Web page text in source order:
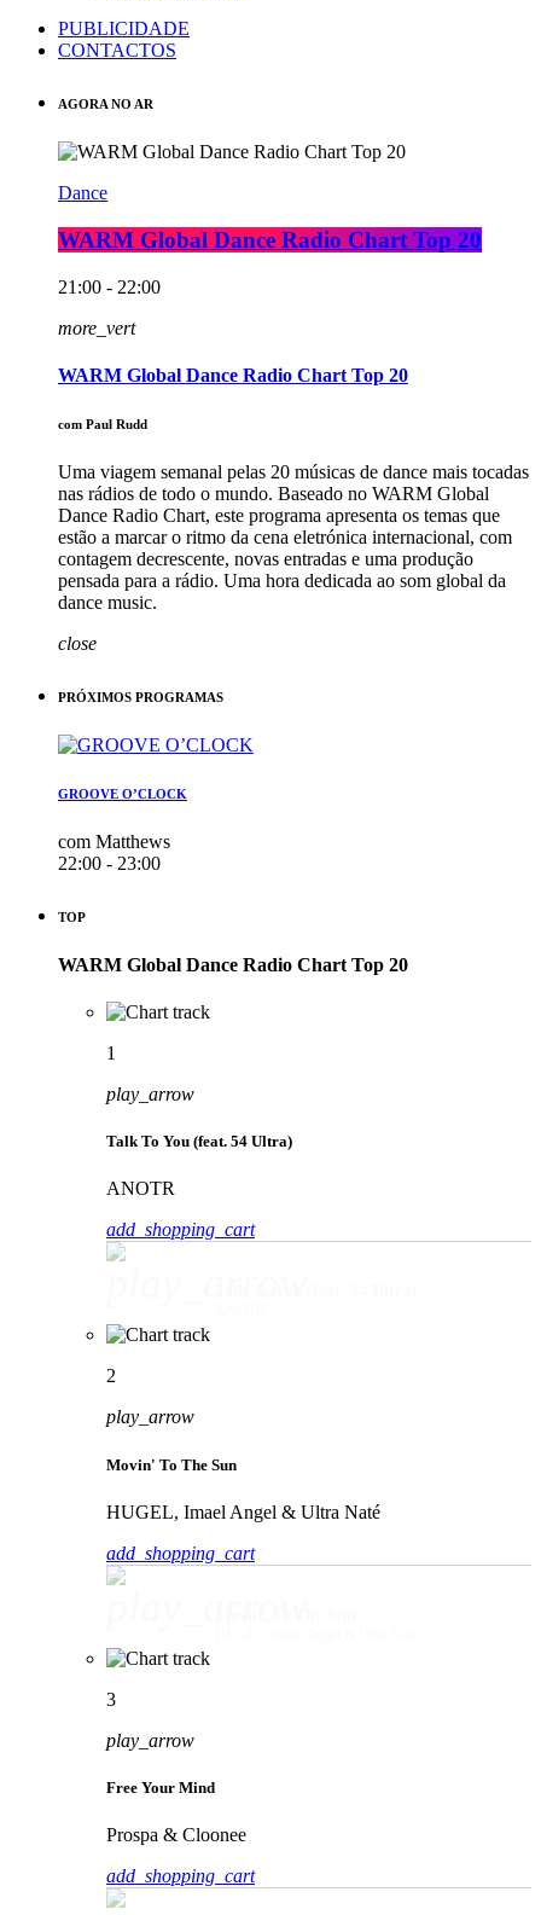
PUBLICIDADE
CONTACTOS
AGORA NO AR
Dance
WARM Global Dance Radio Chart Top 20
21:00 - 22:00
more_vert
WARM Global Dance Radio Chart Top 20
com Paul Rudd
Uma viagem semanal pelas 20 músicas de dance mais tocadas
nas rádios de todo o mundo. Baseado no WARM Global
Dance Radio Chart, este programa apresenta os temas que
estão a marcar o ritmo da cena eletrónica internacional, com
contagem decrescente, novas entradas e uma produção
pensada para a rádio. Uma hora dedicada ao som global da
dance music.
close
PRÓXIMOS PROGRAMAS
GROOVE O’CLOCK
com Matthews
22:00 - 23:00
TOP
WARM Global Dance Radio Chart Top 20
1
play_arrow
Talk To You (feat. 54 Ultra)
ANOTR
add_shopping_cart
2
play_arrow
Movin' To The Sun
HUGEL, Imael Angel & Ultra Naté
add_shopping_cart
3
play_arrow
Free Your Mind
Prospa & Cloonee
add_shopping_cart